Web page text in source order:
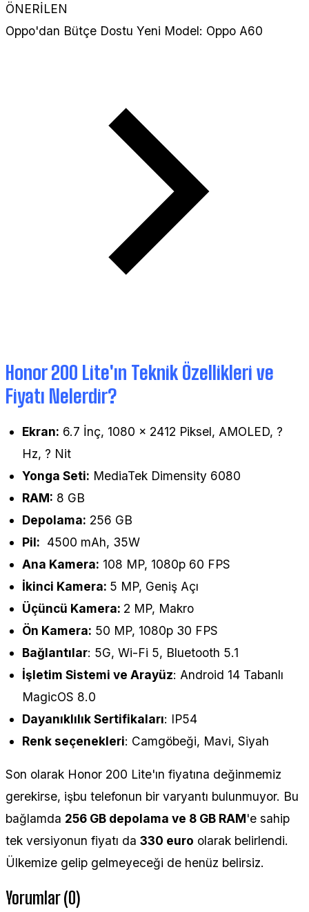
ÖNERİLEN
Oppo'dan Bütçe Dostu Yeni Model: Oppo A60
Honor 200 Lite'ın Teknik Özellikleri ve
Fiyatı Nelerdir?
Ekran: 6.7 İnç, 1080 × 2412 Piksel, AMOLED, ?
Hz, ? Nit
Yonga Seti: MediaTek Dimensity 6080
RAM: 8 GB
Depolama: 256 GB
Pil: 4500 mAh, 35W
Ana Kamera: 108 MP, 1080p 60 FPS
İkinci Kamera: 5 MP, Geniş Açı
Üçüncü Kamera: 2 MP, Makro
Ön Kamera: 50 MP, 1080p 30 FPS
Bağlantılar: 5G, Wi-Fi 5, Bluetooth 5.1
İşletim Sistemi ve Arayüz: Android 14 Tabanlı
MagicOS 8.0
Dayanıklılık Sertifikaları: IP54
Renk seçenekleri: Camgöbeği, Mavi, Siyah
Son olarak Honor 200 Lite'ın fiyatına değinmemiz
gerekirse, işbu telefonun bir varyantı bulunmuyor. Bu
bağlamda 256 GB depolama ve 8 GB RAM'e sahip
tek versiyonun fiyatı da 330 euro olarak belirlendi.
Ülkemize gelip gelmeyeceği de henüz belirsiz.
Yorumlar (0)